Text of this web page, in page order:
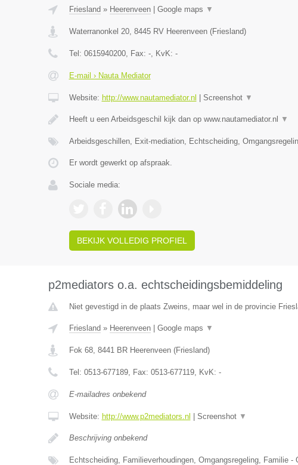
Friesland » Heerenveen| Google maps ▼
Waterranonkel 20, 8445 RV Heerenveen(Friesland)
Tel: 0615940200, Fax: -, KvK: -
E-mail › Nauta Mediator
Website: http://www.nautamediator.nl Screenshot ▼
Heeft u een Arbeidsgeschil kijk dan op www.nautamediator.nl ▼
Arbeidsgeschillen, Exit-mediation, Echtscheiding,
Er wordt gewerkt op afspraak.
Sociale media:
BEKIJK VOLLEDIG PROFIEL
p2mediators o.a. echtscheidingsbemiddeling
Niet gevestigd in de plaats Zweins, maar wel in de provincie
Friesland » Heerenveen| Google maps ▼
Fok 68, 8441 BR Heerenveen(Friesland)
Tel: 0513-677189, Fax: 0513-677119, KvK: -
E-mailadres onbekend
Website: http://www.p2mediators.nl Screenshot ▼
Beschrijving onbekend
Echtscheiding, Familieverhoudingen, Omgangsregeling, Familie -